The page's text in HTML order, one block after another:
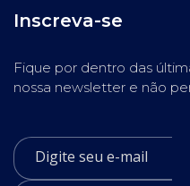
Inscreva-se
Fique por dentro das
nossa newsletter e não